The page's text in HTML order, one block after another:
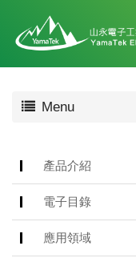
Menu
產品介紹
電子目錄
應用領域